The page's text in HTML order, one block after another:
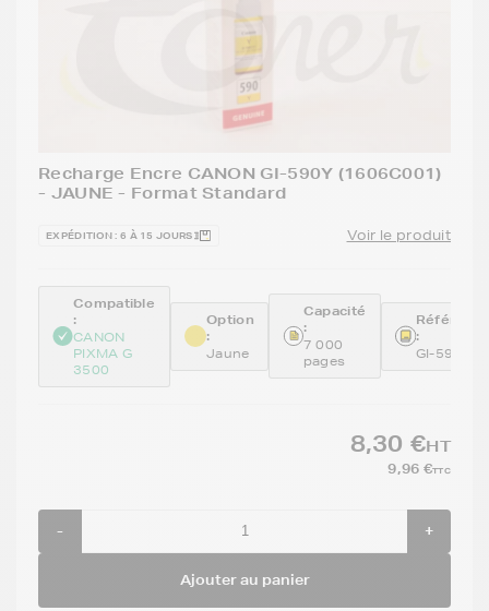
Recharge Encre CANON GI-590Y (1606C001)
- JAUNE - Format Standard
EXPÉDITION : 6 À 15 JOURS Voir le produit
Compatible
:
CANON
PIXMA G
3500
Option
:
Jaune
Capacité
:
7 000
pages
:
GI-590Y
8,30 €HT
9,96 €TTC
- +
Ajouter au panier